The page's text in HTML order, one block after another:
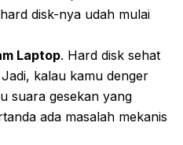
disk-nya udah mulai
Laptop. Hard disk sehat
kalau kamu denger
suara gesekan yang
ada masalah mekanis